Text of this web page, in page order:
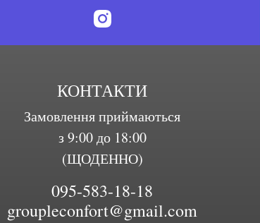
КОНТАКТИ
Замовлення приймаються
з 9:00 до 18:00
(ЩОДЕННО)
095-583-18-18
groupleconfort@gmail.com